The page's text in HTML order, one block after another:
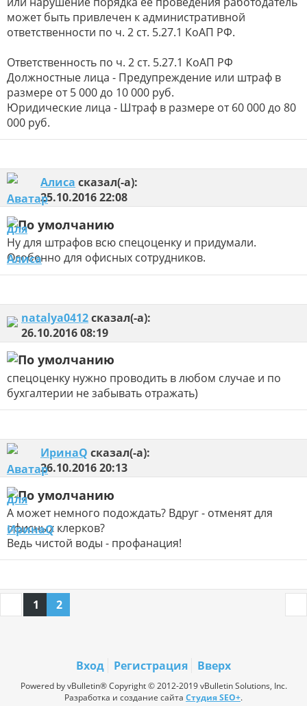
может быть привлечен к административной
ответственности по ч. 2 ст. 5.27.1 КоАП РФ.
Ответственность по ч. 2 ст. 5.27.1 КоАП РФ
Должностные лица - Предупреждение или штраф в
размере от 5 000 до 10 000 руб.
Юридические лица - Штраф в размере от 60 000 до 80
000 руб.
Алиса сказал(-а):
25.10.201622:08
Ну для штрафов всю спецоценку и придумали.
Особенно для офисных сотрудников.
natalya0412сказал(-а):
26.10.201608:19
спецоценку нужно проводить в любом случае и по
бухгалтерии не забывать отражать)
ИринаQ сказал(-а):
26.10.201620:13
А может немного подождать? Вдруг - отменят для
офисных клерков?
Ведь чистой воды - профанация!
1 2
Вход Регистрация Вверх
Powered by vBulletin® Copyright © 2012-2019 vBulletin Solutions, Inc.
Разработка и создание сайта Студия SEO+.